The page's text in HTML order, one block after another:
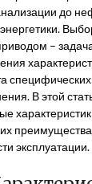
до
–
В этой
эксплуатации.